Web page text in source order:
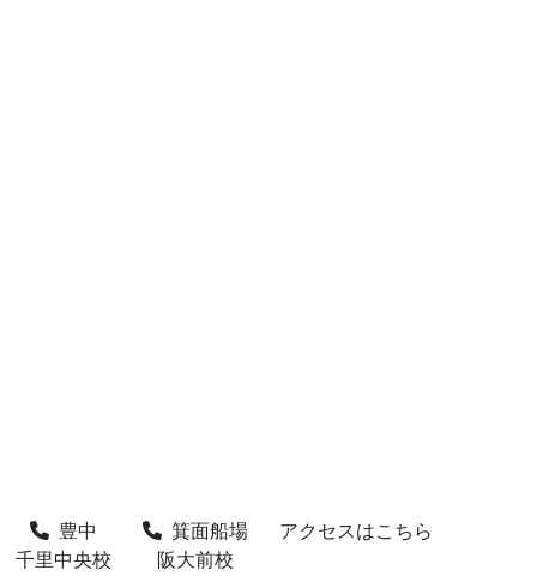
豊中
千里中央校
箕面船場
阪大前校
アクセスはこちら